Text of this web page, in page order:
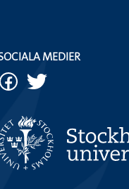
MEDIER